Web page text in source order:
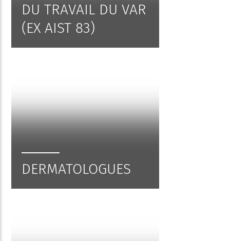
DU TRAVAIL DU VAR
(EX AIST 83)
DERMATOLOGUES